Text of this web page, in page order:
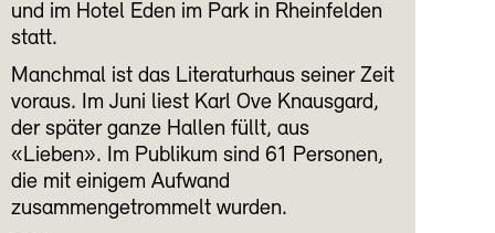
und im Hotel Eden im Park in Rheinfelden
statt.
Manchmal ist das Literaturhaus seiner Zeit
voraus. Im Juni liest Karl Ove Knausgard,
der später ganze Hallen füllt, aus
«Lieben». Im Publikum sind 61 Personen,
die mit einigem Aufwand
zusammengetrommelt wurden.